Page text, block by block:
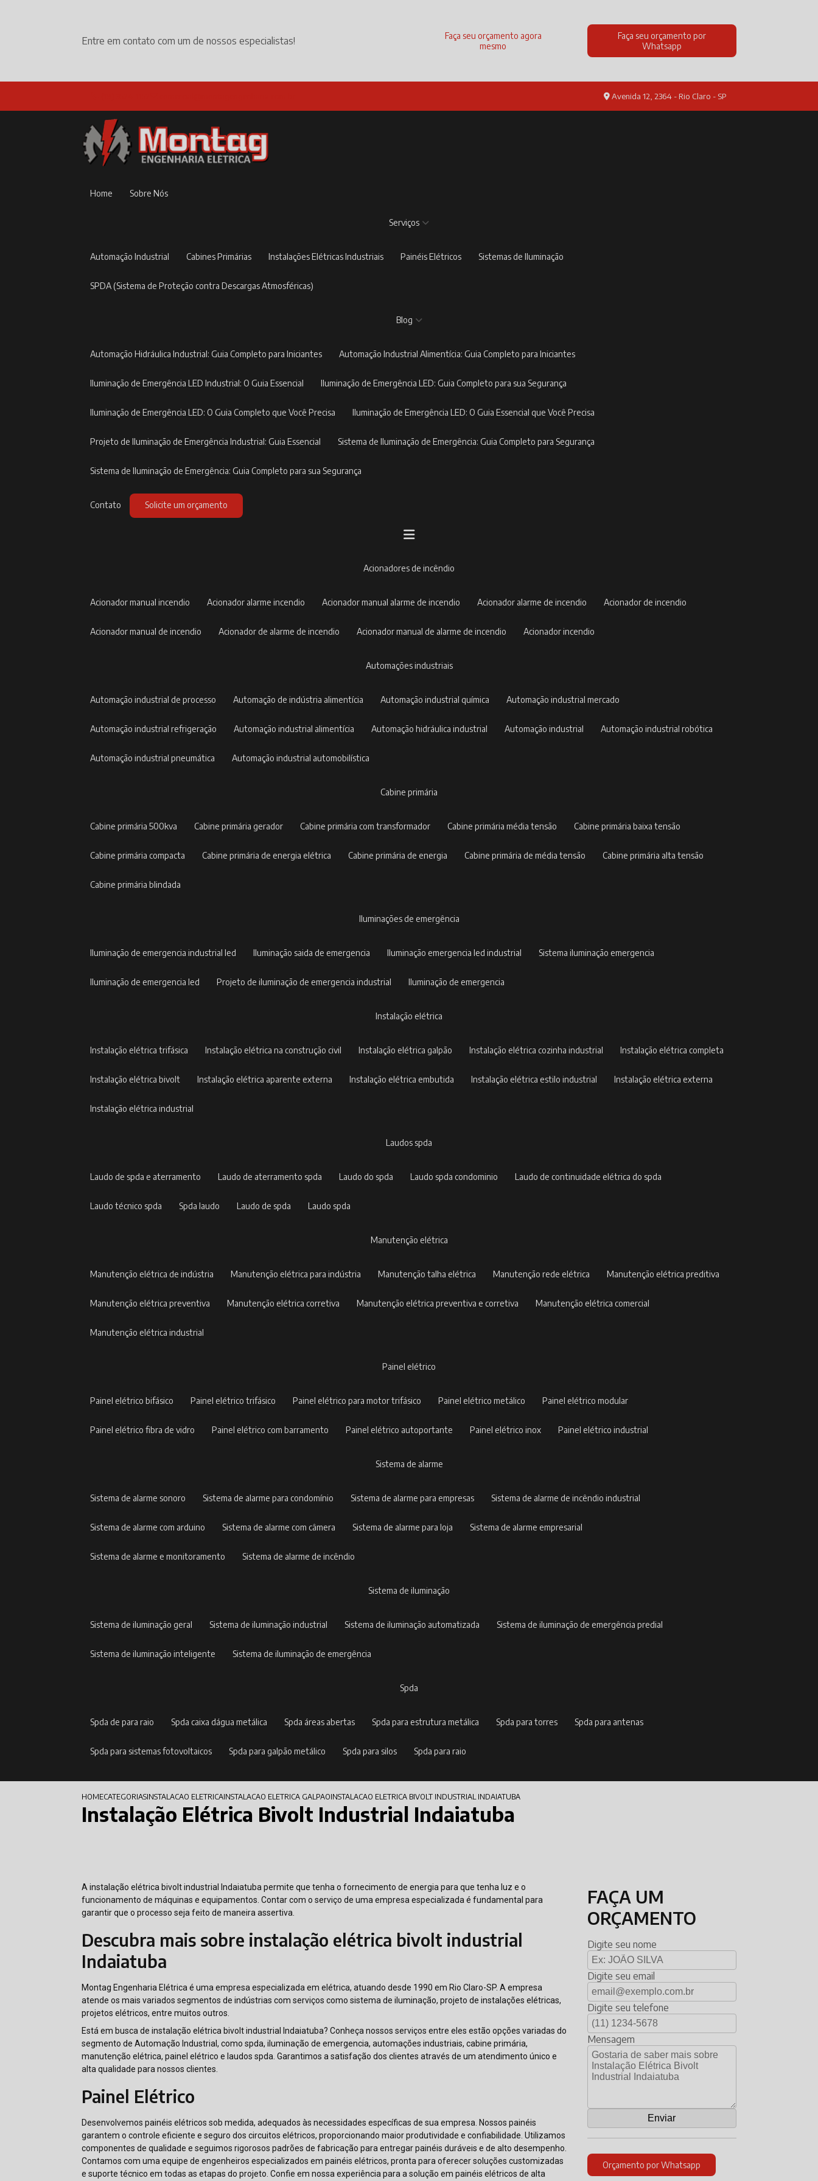
Entre em contato com um de nossos especialistas!
Faça seu orçamento agora
mesmo
Faça seu orçamento por
Whatsapp
Avenida 12, 2364 - Rio Claro - SP
Home Sobre Nós
Serviços
Automação Industrial Cabines Primárias Instalações Elétricas Industriais Painéis Elétricos Sistemas de Iluminação
SPDA (Sistema de Proteção contra Descargas Atmosféricas)
Blog
Automação Hidráulica Industrial: Guia Completo para Iniciantes Automação Industrial Alimentícia: Guia Completo para Iniciantes
Iluminação de Emergência LED Industrial: O Guia Essencial Iluminação de Emergência LED: Guia Completo para sua Segurança
Iluminação de Emergência LED: O Guia Completo que Você Precisa Iluminação de Emergência LED: O Guia Essencial que Você Precisa
Projeto de Iluminação de Emergência Industrial: Guia Essencial Sistema de Iluminação de Emergência: Guia Completo para Segurança
Sistema de Iluminação de Emergência: Guia Completo para sua Segurança
Contato Solicite um orçamento
acionadores de incêndio
acionador manual incendio acionador alarme incendio acionador manual alarme de incendio acionador alarme de incendio acionador de incendio
acionador manual de incendio acionador de alarme de incendio acionador manual de alarme de incendio acionador incendio
automações industriais
automação industrial de processo automação de indústria alimentícia automação industrial química automação industrial mercado
automação industrial refrigeração automação industrial alimentícia automação hidráulica industrial automação industrial automação industrial robótica
automação industrial pneumática automação industrial automobilística
cabine primária
cabine primária 500kva cabine primária gerador cabine primária com transformador cabine primária média tensão cabine primária baixa tensão
cabine primária compacta cabine primária de energia elétrica cabine primária de energia cabine primária de média tensão cabine primária alta tensão
cabine primária blindada
iluminações de emergência
iluminação de emergencia industrial led iluminação saida de emergencia iluminação emergencia led industrial sistema iluminação emergencia
iluminação de emergencia led projeto de iluminação de emergencia industrial iluminação de emergencia
instalação elétrica
instalação elétrica trifásica instalação elétrica na construção civil instalação elétrica galpão instalação elétrica cozinha industrial instalação elétrica completa
instalação elétrica bivolt instalação elétrica aparente externa instalação elétrica embutida instalação elétrica estilo industrial instalação elétrica externa
instalação elétrica industrial
laudos spda
laudo de spda e aterramento laudo de aterramento spda laudo do spda laudo spda condominio laudo de continuidade elétrica do spda
laudo técnico spda spda laudo laudo de spda laudo spda
manutenção elétrica
manutenção elétrica de indústria manutenção elétrica para indústria manutenção talha elétrica manutenção rede elétrica manutenção elétrica preditiva
manutenção elétrica preventiva manutenção elétrica corretiva manutenção elétrica preventiva e corretiva manutenção elétrica comercial
manutenção elétrica industrial
painel elétrico
painel elétrico bifásico painel elétrico trifásico painel elétrico para motor trifásico painel elétrico metálico painel elétrico modular
painel elétrico fibra de vidro painel elétrico com barramento painel elétrico autoportante painel elétrico inox painel elétrico industrial
sistema de alarme
sistema de alarme sonoro sistema de alarme para condomínio sistema de alarme para empresas sistema de alarme de incêndio industrial
sistema de alarme com arduino sistema de alarme com câmera sistema de alarme para loja sistema de alarme empresarial
sistema de alarme e monitoramento sistema de alarme de incêndio
sistema de iluminação
sistema de iluminação geral sistema de iluminação industrial sistema de iluminação automatizada sistema de iluminação de emergência predial
sistema de iluminação inteligente sistema de iluminação de emergência
spda
spda de para raio spda caixa dágua metálica spda áreas abertas spda para estrutura metálica spda para torres spda para antenas
spda para sistemas fotovoltaicos spda para galpão metálico spda para silos spda para raio
HOMECATEGORIASINSTALACAO ELETRICAINSTALACAO ELETRICA GALPAOINSTALACAO ELETRICA BIVOLT INDUSTRIAL INDAIATUBA
Instalação Elétrica Bivolt Industrial Indaiatuba
A instalação elétrica bivolt industrial Indaiatuba permite que tenha o fornecimento de energia para que tenha luz e o
funcionamento de máquinas e equipamentos. Contar com o serviço de uma empresa especializada é fundamental para
garantir que o processo seja feito de maneira assertiva.
Descubra mais sobre instalação elétrica bivolt industrial
Indaiatuba
Montag Engenharia Elétrica é uma empresa especializada em elétrica, atuando desde 1990 em Rio Claro-SP. A empresa
atende os mais variados segmentos de indústrias com serviços como sistema de iluminação, projeto de instalações elétricas,
projetos elétricos, entre muitos outros.
Está em busca de instalação elétrica bivolt industrial Indaiatuba? Conheça nossos serviços entre eles estão opções variadas do
segmento de Automação Industrial, como spda, iluminação de emergencia, automações industriais, cabine primária,
manutenção elétrica, painel elétrico e laudos spda. Garantimos a satisfação dos clientes através de um atendimento único e
alta qualidade para nossos clientes.
Painel Elétrico
Desenvolvemos painéis elétricos sob medida, adequados às necessidades específicas de sua empresa. Nossos painéis
garantem o controle eficiente e seguro dos circuitos elétricos, proporcionando maior produtividade e confiabilidade. Utilizamos
componentes de qualidade e seguimos rigorosos padrões de fabricação para entregar painéis duráveis e de alto desempenho.
Contamos com uma equipe de engenheiros especializados em painéis elétricos, pronta para oferecer soluções customizadas
e suporte técnico em todas as etapas do projeto. Confie em nossa experiência para a solução em painéis elétricos de alta
FAÇA UM
ORÇAMENTO
Digite seu nome
Digite seu email
Digite seu telefone
Mensagem
Orçamento por Whatsapp